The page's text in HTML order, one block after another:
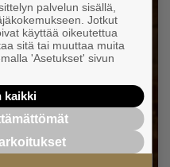
palvelun sisällä,
Jotkut
käyttää oikeutettua
sitä tai muuttaa muita
'Asetukset' sivun
kaikki